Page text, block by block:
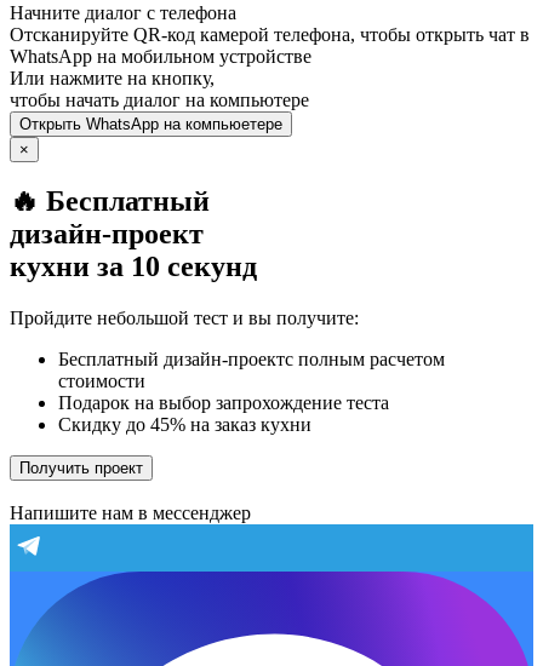
Начните диалог с телефона
Отсканируйте QR-код камерой телефона, чтобы открыть чат в
WhatsApp на мобильном устройстве
Или нажмите на кнопку,
чтобы начать диалог на компьютере
Открыть WhatsApp на компьюетере
×
🔥 Бесплатный
дизайн-проект
кухни за 10 секунд
Пройдите небольшой тест и вы получите:
Бесплатный дизайн-проектс полным расчетом
стоимости
Подарок на выбор запрохождение теста
Скидку до 45% на заказ кухни
Получить проект
Напишите нам в мессенджер